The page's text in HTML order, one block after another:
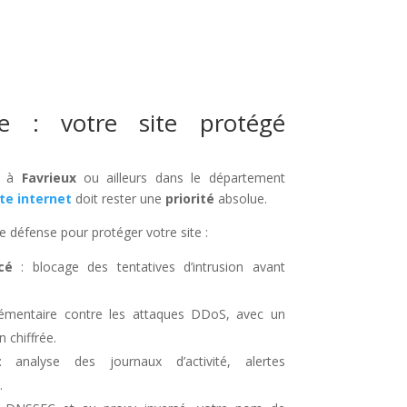
: votre site protégé
à Favrieuxou ailleurs dans le département
internet doit rester une priorité absolue.
défense pour protéger votre site :
: blocage des tentatives d’intrusion avant
contre les attaques DDoS, avec un
chiffrée.
des journaux d’activité, alertes